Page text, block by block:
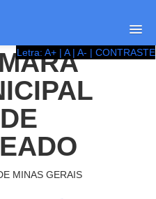
Letra: A+ | A | A- | CONTRASTE
DE
MINAS GERAIS